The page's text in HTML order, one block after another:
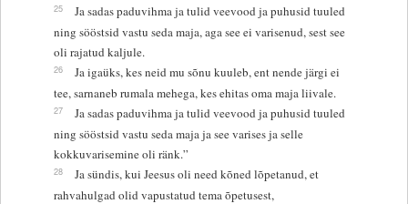
25
Ja sadas paduvihma ja tulid veevood ja puhusid tuuled
ning sööstsid vastu seda maja, aga see ei varisenud, sest see
oli rajatud kaljule.
26
Ja igaüks, kes neid mu sõnu kuuleb, ent nende järgi ei
tee, sarnaneb rumala mehega, kes ehitas oma maja liivale.
27
Ja sadas paduvihma ja tulid veevood ja puhusid tuuled
ning sööstsid vastu seda maja ja see varises ja selle
kokkuvarisemine oli ränk.”
28
Ja sündis, kui Jeesus oli need kõned lõpetanud, et
rahvahulgad olid vapustatud tema õpetusest,